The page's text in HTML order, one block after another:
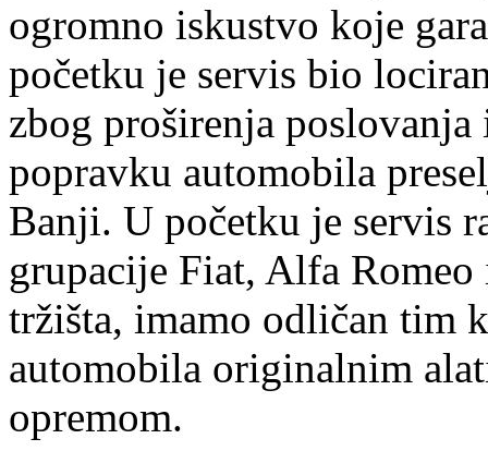
ogromno iskustvo koje
početku je servis bio
zbog proširenja poslovanja
popravku automobila
Banji. U početku je servis
grupacije Fiat, Alfa
tržišta, imamo odličan tim
automobila originalnim
opremom.